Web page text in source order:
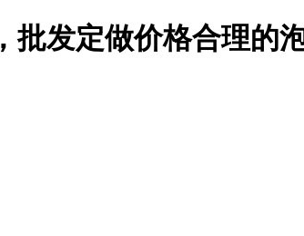
发定做价格合理的